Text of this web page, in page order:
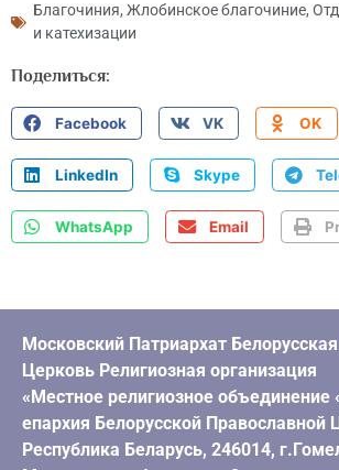
Благочиния, Жлобинское благочиние,
и катехизации
Поделиться:
Facebook VK OK
LinkedIn Skype
WhatsApp Email
Московский Патриархат
Церковь Религиозная организация
«Местное религиозное объединение
епархия Белорусской Православной
Республика Беларусь, 246014,